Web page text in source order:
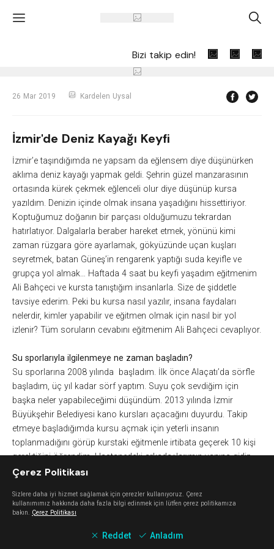
' A
Bizi takip edin!
26 Mar 2019 Kardelen Uysal
İzmir'de Deniz Kayağı Keyfi
İzmir’e taşındığımda ne yapsam da eğlensem diye düşünürken
aklıma deniz kayağı yapmak geldi. Şehrin güzel manzarasının
ortasında kürek çekmek eğlenceli olur diye düşünüp kursa
yazıldım. Denizin içinde olmak insana yaşadığını hissettiriyor.
Koptuğumuz doğanın bir parçası olduğumuzu tekrardan
hatırlatıyor. Dalgalarla beraber hareket etmek, yönünü kimi
zaman rüzgara göre ayarlamak, gökyüzünde uçan kuşları
seyretmek, batan Güneş’in rengarenk yaptığı suda keyifle ve
grupça yol almak… Haftada 4 saat bu keyfi yaşadım eğitmenim
Ali Bahçeci ve kursta tanıştığım insanlarla. Size de şiddetle
tavsiye ederim. Peki bu kursa nasıl yazılır, insana faydaları
nelerdir, kimler yapabilir ve eğitmen olmak için nasıl bir yol
izlenir? Tüm soruların cevabını eğitmenim Ali Bahçeci cevaplıyor.
Su sporlarıyla ilgilenmeye ne zaman başladın?
Su sporlarına 2008 yılında başladım. İlk önce Alaçatı’da sörfle
başladım, üç yıl kadar sörf yaptım. Suyu çok sevdiğim için
başka neler yapabileceğimi düşündüm. 2013 yılında İzmir
Büyükşehir Belediyesi kano kursları açacağını duyurdu. Takip
etmeye başladığımda kursu açmak için yeterli insanın
toplanmadığını görüp kurstaki eğitmenle irtibata geçerek 10 kişi
gerektiğini öğrendim. Hastanedeki arkadaşlarımın yanına gidip
onlara bu akşam benimle geleceklerini söyledim. 10-12 kişiyi
bilmediğini söyleyip ayrıldı yanımızdan ama 10 kişi gidip kursu
açtırmış olduk. Bu işe sporcu olarak başladım, ardından takım
Çerez Politikası
Sizlere daha iyi hizmet sağlamak için çerezler kullanıyoruz. Çerez
kullanımımız hakkında daha fazla bilgi edinmek için lütfen çerez politikamıza
bakın. Çerez Politikası
Reddet Anladım